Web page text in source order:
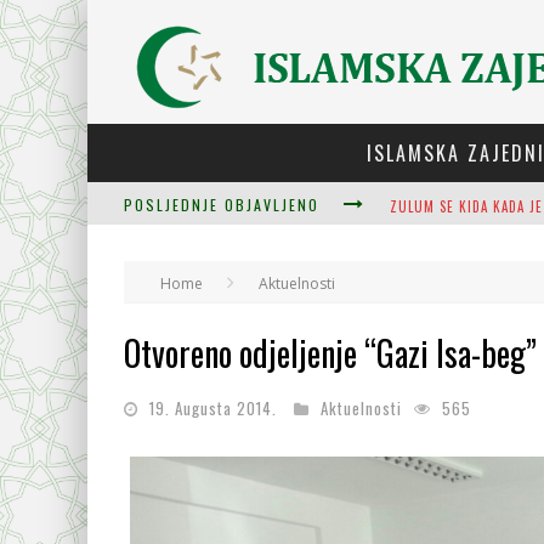
ISLAMSKA
POSLJEDNJE OBJAVLJENO ZULUM SE KIDA KADA
Home Aktuelnosti
Otvoreno odjeljenje “Gazi Isa-
19. Augusta 2014. Aktuelnosti 565